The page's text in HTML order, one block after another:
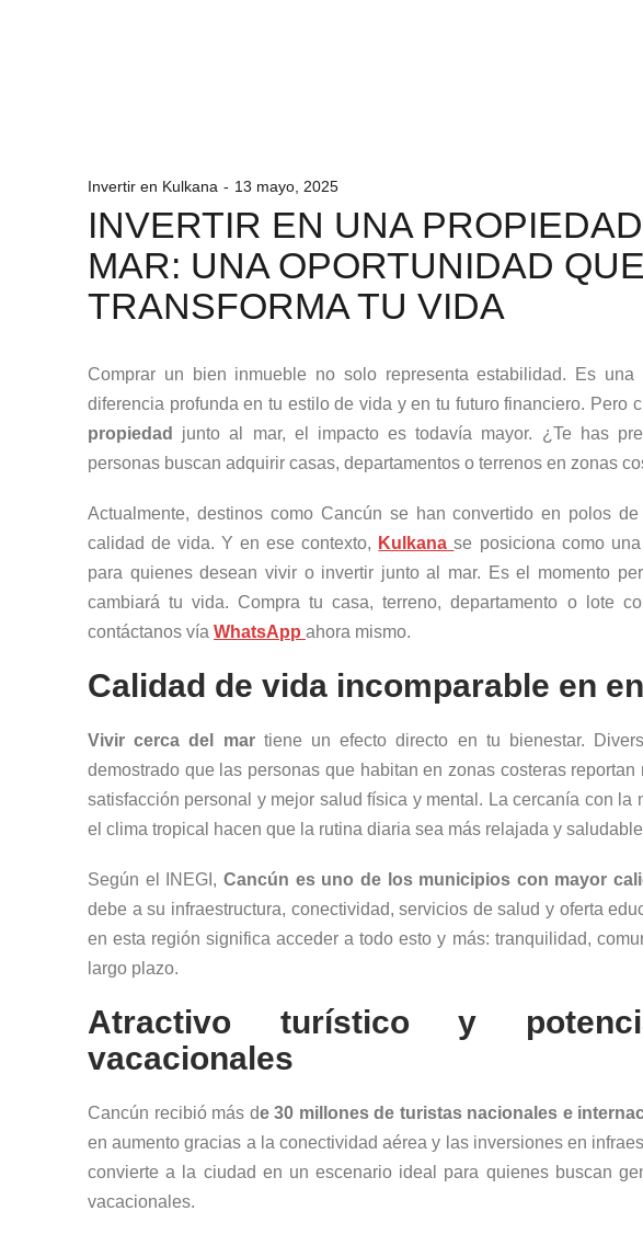
Invertir en Kulkana 13 mayo, 2025
INVERTIR EN UNA
MAR: UNA OPORTUNIDAD QUE
TRANSFORMA TU VIDA
Comprar un bien inmueble no solo representa estabilidad. Es
diferencia profunda en tu estilo de vida y en tu futuro financiero. Pero
propiedad
junto al mar, el impacto es todavía mayor. ¿Te has
personas buscan adquirir casas, departamentos o terrenos en zonas
Actualmente, destinos como Cancún se han convertido en polos
calidad de vida. Y en ese contexto, Kulkanase posiciona como
para quienes desean vivir o invertir junto al mar. Es el momento
cambiará tu vida. Compra tu casa, terreno, departamento o lote
contáctanos vía WhatsApp ahora mismo.
Calidad de vida incomparable en
Vivir cerca del mar tiene un efecto directo en tu bienestar.
demostrado que las personas que habitan en zonas costeras
satisfacción personal y mejor salud física y mental. La cercanía con la
el clima tropical hacen que la rutina diaria sea más relajada y
Según el INEGI, Cancún es uno de los municipios con mayor
debe a su infraestructura, conectividad, servicios de salud y oferta
en esta región significa acceder a todo esto y más: tranquilidad,
largo plazo.
Atractivo turístico y
vacacionales
Cancún recibió más de 30 millones de turistas nacionales e
en aumento gracias a la conectividad aérea y las inversiones en
convierte a la ciudad en un escenario ideal para quienes buscan
vacacionales.